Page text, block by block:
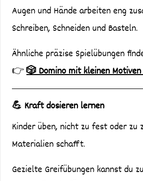
Augen und Hände arbeiten eng
Schreiben, Schneiden und Basteln.
Ähnliche präzise Spielübungen
👉🎲 Domino mit kleinen
💪 Kraft dosieren lernen
Kinder üben, nicht zu fest oder
Materialien schafft.
Gezielte Greifübungen kannst du